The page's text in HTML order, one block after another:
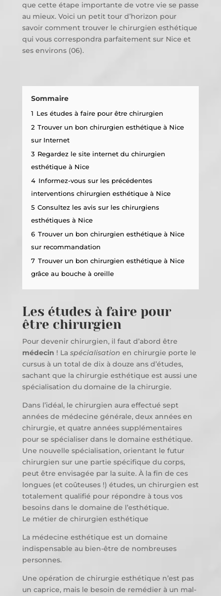
que cette étape importante de votre vie se passe
au mieux. Voici un petit tour d’horizon pour
savoir comment trouver le chirurgien esthétique
qui vous correspondra parfaitement sur Nice et
ses environs (06).
Sommaire
1 Les études à faire pour être chirurgien
2 Trouver un bon chirurgien esthétique à Nice
sur Internet
3 Regardez le site internet du chirurgien
esthétique à Nice
4 Informez-vous sur les précédentes
interventions chirurgien esthétique à Nice
5 Consultez les avis sur les chirurgiens
esthétiques à Nice
6 Trouver un bon chirurgien esthétique à Nice
sur recommandation
7 Trouver un bon chirurgien esthétique à Nice
grâce au bouche à oreille
Les études à faire pour
être chirurgien
Pour devenir chirurgien, il faut d’abord être
médecin ! La spécialisation en chirurgie porte le
cursus à un total de dix à douze ans d’études,
sachant que la chirurgie esthétique est aussi une
spécialisation du domaine de la chirurgie.
Dans l’idéal, le chirurgien aura effectué sept
années de médecine générale, deux années en
chirurgie, et quatre années supplémentaires
pour se spécialiser dans le domaine esthétique.
Une nouvelle spécialisation, orientant le futur
chirurgien sur une partie spécifique du corps,
peut être envisagée par la suite. À la fin de ces
longues (et coûteuses !) études, un chirurgien est
totalement qualifié pour répondre à tous vos
besoins dans le domaine de l’esthétique.
Le métier de chirurgien esthétique
La médecine esthétique est un domaine
indispensable au bien-être de nombreuses
personnes.
Une opération de chirurgie esthétique n’est pas
un caprice, mais le besoin de remédier à un mal-